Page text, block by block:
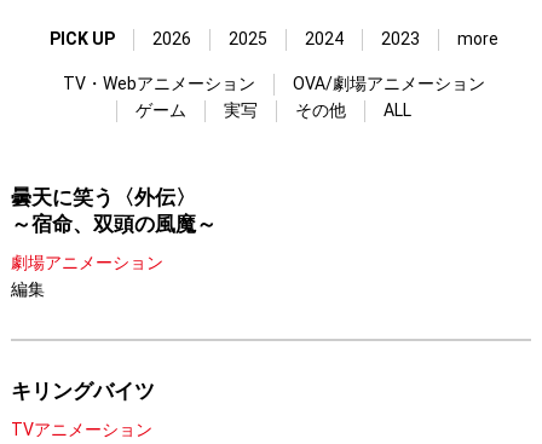
PICK UP 2026 2025 2024 2023 more
TV・Webアニメーション
OVA/劇場アニメーション
ゲーム
実写 その他 ALL
曇天に笑う〈外伝〉
～宿命、双頭の風魔～
劇場アニメーション
編集
キリングバイツ
TVアニメーション